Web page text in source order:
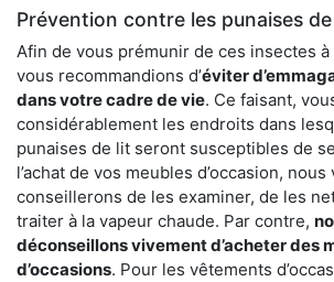
Prévention contre les punaises
Afin de vous prémunir de ces insectes à
vous recommandions d’éviter
dans votre cadre de vie. Ce faisant,
considérablement les endroits dans
punaises de lit seront susceptibles de
l’achat de vos meubles d’occasion, nous
conseillerons de les examiner, de les
traiter à la vapeur chaude. Par contre,
déconseillons vivement d’acheter des
d’occasions. Pour les vêtements